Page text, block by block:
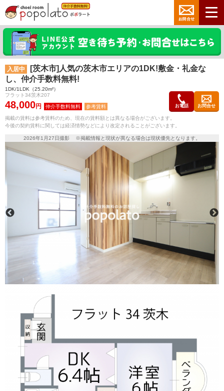
入居中
[茨木市]人気の茨木市エリアの1DK!敷金・礼金な
し、仲介手数料無料!
1DK/1LDK（25.20m²）
フラット34茨木207
48,000円 参考賃料 お電話 お問合せ
掲載の賃料は参考賃料のため、現在の賃料額とは異なる場合がございます。
今後の契約賃料に関しては経済情勢などにより改定されることがございます。
2026年1月27日撮影 ※掲載情報と現状が異なる場合は現状優先となります。